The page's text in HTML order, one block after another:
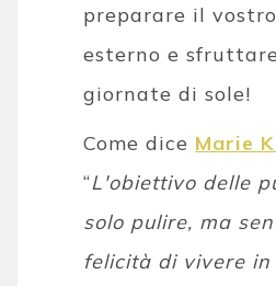
preparare il
esterno e
giornate di sole!
Come dice Marie
“L'obiettivo delle
solo pulire, ma
felicità di vivere in